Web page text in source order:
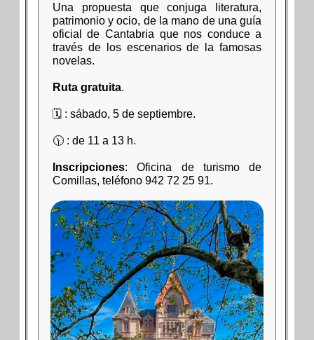
Una propuesta que conjuga literatura,
patrimonio y ocio, de la mano de una guía
oficial de Cantabria que nos conduce a
través de los escenarios de la famosas
novelas.
Ruta gratuita.
🗓 : sábado, 5 de septiembre.
🕦 : de 11 a 13 h.
Inscripciones: Oficina de turismo de
Comillas, teléfono 942 72 25 91.